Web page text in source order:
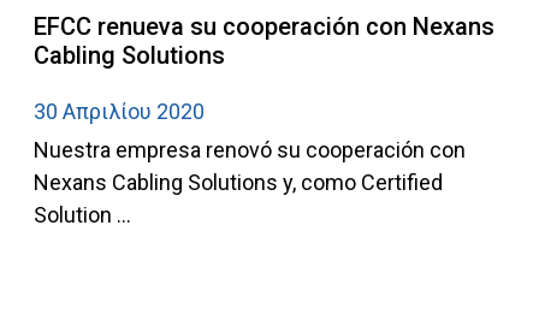
EFCC renueva su cooperación con Nexans
Cabling Solutions
30 Απριλίου 2020
Nuestra empresa renovó su cooperación con
Nexans Cabling Solutions y, como Certified
Solution ...